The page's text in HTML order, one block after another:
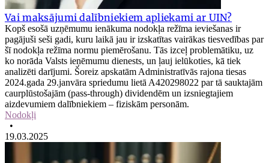
Vai maksājumi dalībniekiem apliekami ar UIN?
Kopš esošā uzņēmumu ienākuma nodokļa režīma ieviešanas ir
pagājuši seši gadi, kuru laikā jau ir izskatītas vairākas tiesvedības par
šī nodokļa režīma normu piemērošanu. Tās izceļ problemātiku, uz
ko norāda Valsts ieņēmumu dienests, un ļauj ielūkoties, kā tiek
analizēti darījumi. Šoreiz apskatām Administratīvās rajona tiesas
2024.gada 29.janvāra spriedumu lietā A420298022 par tā sauktajām
caurplūstošajām (pass-through) dividendēm un izsniegtajiem
aizdevumiem dalībniekiem – fiziskām personām.
Nodokļi
•
19.03.2025